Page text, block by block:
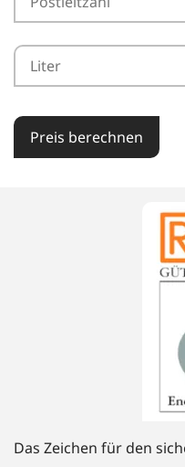
Preis berechnen
Das Zeichen für den